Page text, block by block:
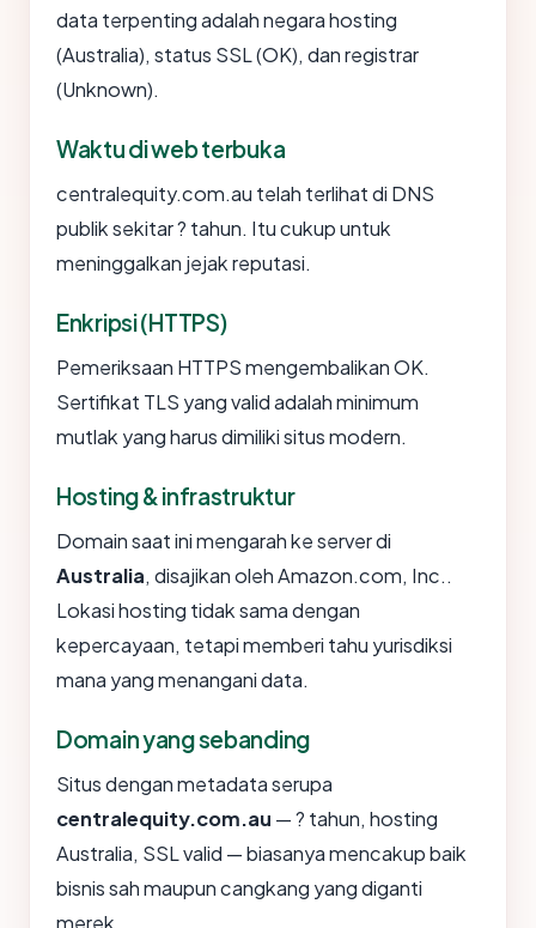
data terpenting adalah negara hosting
(Australia), status SSL (OK), dan registrar
(Unknown).
Waktu di web terbuka
centralequity.com.au telah terlihat di DNS
publik sekitar ? tahun. Itu cukup untuk
meninggalkan jejak reputasi.
Enkripsi (HTTPS)
Pemeriksaan HTTPS mengembalikan OK.
Sertifikat TLS yang valid adalah minimum
mutlak yang harus dimiliki situs modern.
Hosting & infrastruktur
Domain saat ini mengarah ke server di
Australia, disajikan oleh Amazon.com, Inc..
Lokasi hosting tidak sama dengan
kepercayaan, tetapi memberi tahu yurisdiksi
mana yang menangani data.
Domain yang sebanding
Situs dengan metadata serupa
centralequity.com.au — ? tahun, hosting
Australia, SSL valid — biasanya mencakup baik
bisnis sah maupun cangkang yang diganti